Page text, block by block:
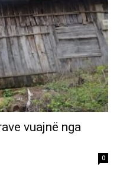
vuajnë nga
0